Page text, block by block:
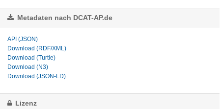
Metadaten nach DCAT-AP.de
API (JSON)
Download (RDF/XML)
Download (Turtle)
Download (N3)
Download (JSON-LD)
Lizenz